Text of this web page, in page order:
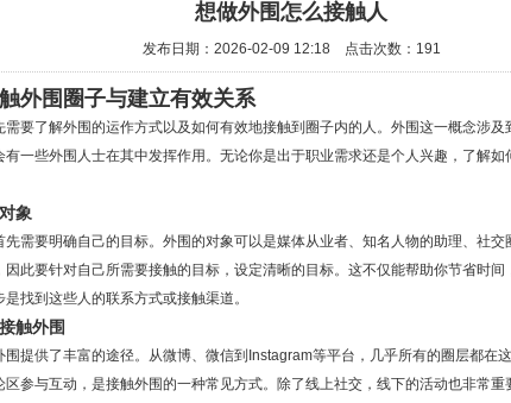
想做外围怎么接触人
发布日期：2026-02-09 12:18 点击次数：191
外围圈子与建立有效关系
要了解外围的运作方式以及如何有效地接触到圈子内的人。外围这一概念涉
一些外围人士在其中发挥作用。无论你是出于职业需求还是个人兴趣，了解
象
需要明确自己的目标。外围的对象可以是媒体从业者、知名人物的助理、社
此要针对自己所需要接触的目标，设定清晰的目标。这不仅能帮助你节省时
找到这些人的联系方式或接触渠道。
触外围
围提供了丰富的途径。从微博、微信到Instagram等平台，几乎所有的圈层都在
参与互动，是接触外围的一种常见方式。除了线上社交，线下的活动也非常